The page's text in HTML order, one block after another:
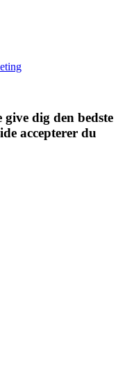
dig den bedste
accepterer du